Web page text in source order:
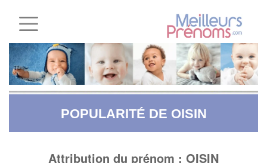
POPULARITÉ DE OISIN